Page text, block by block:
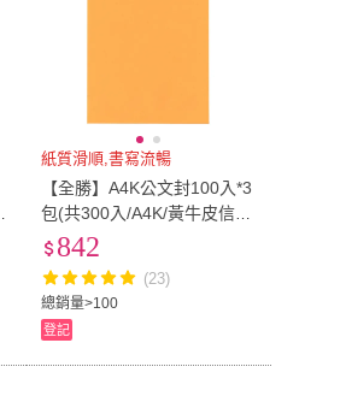
紙質滑順,書寫流暢
【全勝】A4K公文封100入*3
包(共300入/A4K/黃牛皮信封/
100磅)
總銷量>100
842
(23)
登記